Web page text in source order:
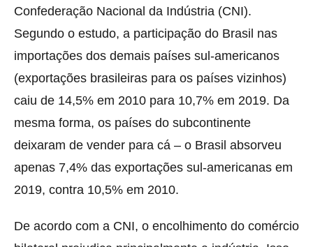
Confederação Nacional da Indústria (CNI).
Segundo o estudo, a participação do Brasil nas
importações dos demais países sul-americanos
(exportações brasileiras para os países vizinhos)
caiu de 14,5% em 2010 para 10,7% em 2019. Da
mesma forma, os países do subcontinente
deixaram de vender para cá – o Brasil absorveu
apenas 7,4% das exportações sul-americanas em
2019, contra 10,5% em 2010.
De acordo com a CNI, o encolhimento do comércio